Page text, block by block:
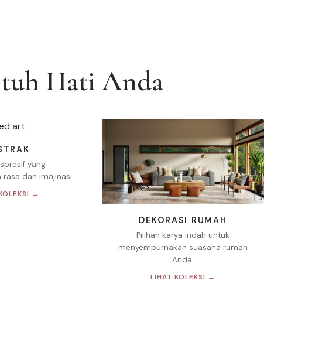
Hati Anda
yang
dan imajinasi.
→
DEKORASI RUMAH
Pilihan karya indah untuk
menyempurnakan suasana rumah
Anda.
LIHAT KOLEKSI →